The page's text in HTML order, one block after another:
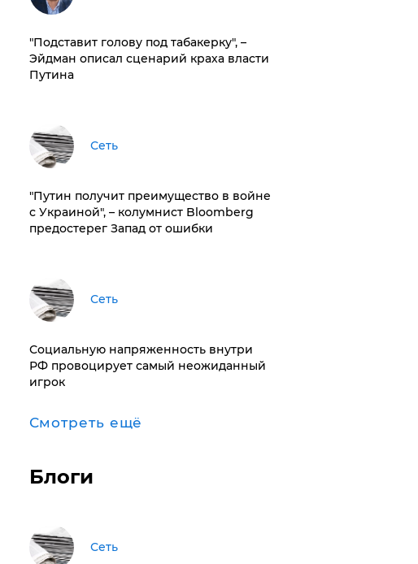
​"Подставит голову под табакерку", –
Эйдман описал сценарий краха власти
Путина
Сеть
"Путин получит преимущество в войне
с Украиной", – колумнист Bloomberg
предостерег Запад от ошибки
Сеть
Социальную напряженность внутри
РФ провоцирует самый неожиданный
игрок
Смотреть ещё
Блоги
Сеть